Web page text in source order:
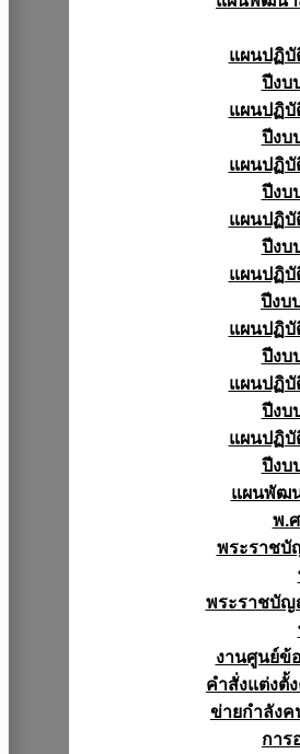
แผนปฏิบั
ปีงบ
แผนปฏิบั
ปีงบ
แผนปฏิบั
ปีงบ
แผนปฏิบั
ปีงบ
แผนปฏิบั
ปีงบ
แผนปฏิบั
ปีงบ
แผนปฏิบั
ปีงบ
แผนปฏิบั
ปีงบ
แผนพัฒ
พ.
พระราชบั
พระราชบัญ
งานศูนย์ข้
คำสั่งแต่งตั้
ข่ายกำลัง
การ